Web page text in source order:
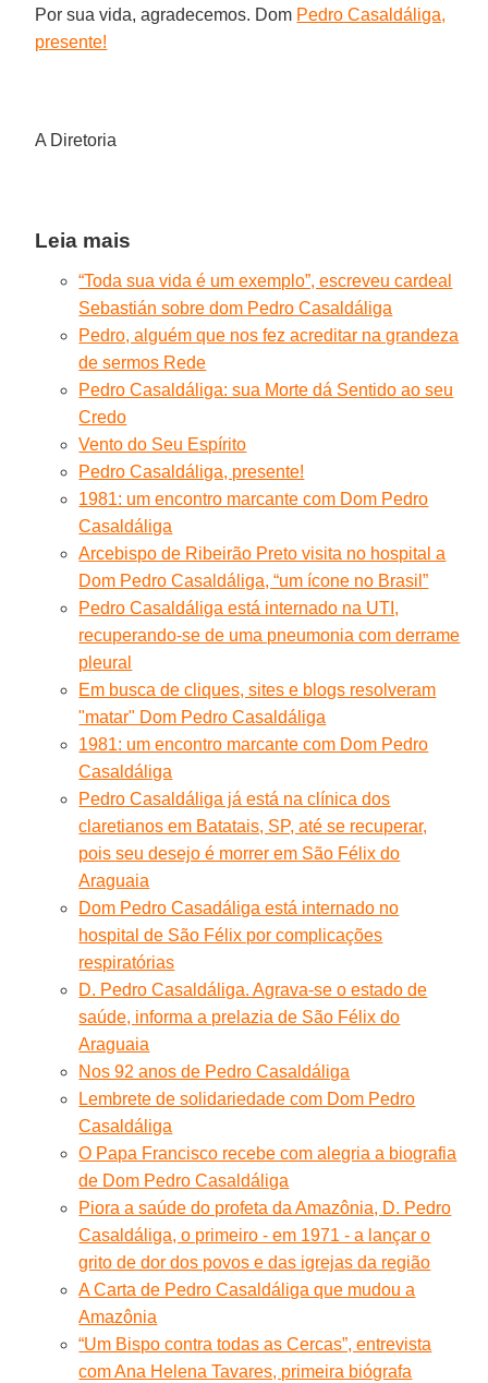
Por sua vida, agradecemos. Dom Pedro Casaldáliga,
presente!
A Diretoria
Leia mais
“Toda sua vida é um exemplo”, escreveu cardeal
Sebastián sobre dom Pedro Casaldáliga
Pedro, alguém que nos fez acreditar na grandeza
de sermos Rede
Pedro Casaldáliga: sua Morte dá Sentido ao seu
Credo
Vento do Seu Espírito
Pedro Casaldáliga, presente!
1981: um encontro marcante com Dom Pedro
Casaldáliga
Arcebispo de Ribeirão Preto visita no hospital a
Dom Pedro Casaldáliga, “um ícone no Brasil”
Pedro Casaldáliga está internado na UTI,
recuperando-se de uma pneumonia com derrame
pleural
Em busca de cliques, sites e blogs resolveram
"matar" Dom Pedro Casaldáliga
1981: um encontro marcante com Dom Pedro
Casaldáliga
Pedro Casaldáliga já está na clínica dos
claretianos em Batatais, SP, até se recuperar,
pois seu desejo é morrer em São Félix do
Araguaia
Dom Pedro Casadáliga está internado no
hospital de São Félix por complicações
respiratórias
D. Pedro Casaldáliga. Agrava-se o estado de
saúde, informa a prelazia de São Félix do
Araguaia
Nos 92 anos de Pedro Casaldáliga
Lembrete de solidariedade com Dom Pedro
Casaldáliga
O Papa Francisco recebe com alegria a biografia
de Dom Pedro Casaldáliga
Piora a saúde do profeta da Amazônia, D. Pedro
Casaldáliga, o primeiro - em 1971 - a lançar o
grito de dor dos povos e das igrejas da região
A Carta de Pedro Casaldáliga que mudou a
Amazônia
“Um Bispo contra todas as Cercas”, entrevista
com Ana Helena Tavares, primeira biógrafa